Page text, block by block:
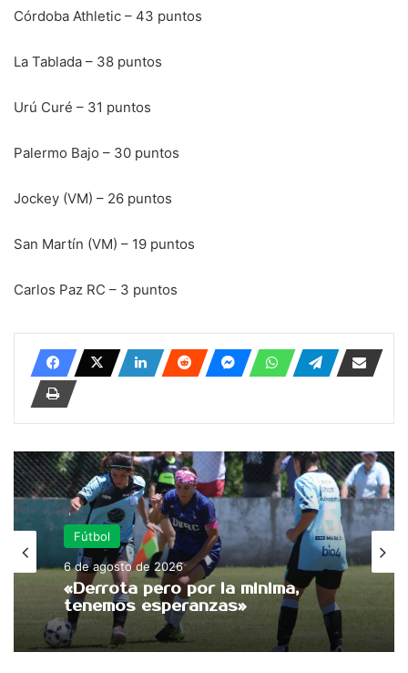
Córdoba Athletic – 43 puntos
La Tablada – 38 puntos
Urú Curé – 31 puntos
Palermo Bajo – 30 puntos
Jockey (VM) – 26 puntos
San Martín (VM) – 19 puntos
Carlos Paz RC – 3 puntos
Fútbol
6 de agosto de 2026
«Derrota pero por la minima,
tenemos esperanzas»